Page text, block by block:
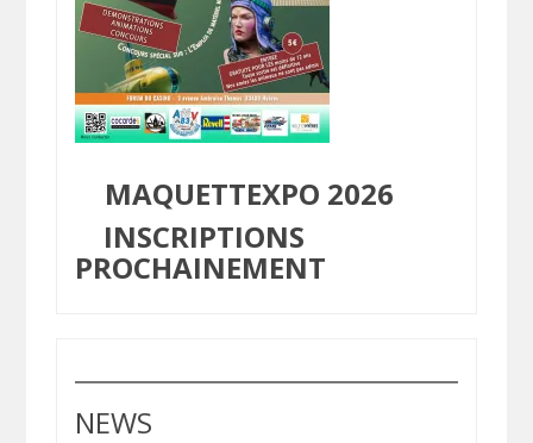
MAQUETTEXPO 2026
INSCRIPTIONS
PROCHAINEMENT
NEWS